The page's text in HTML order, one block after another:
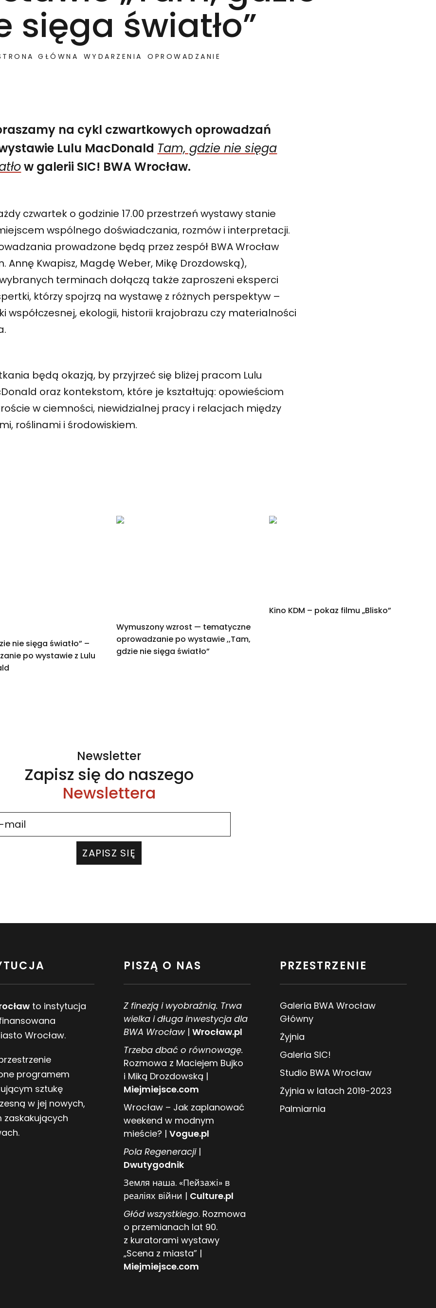
sięga światło”
GŁÓWNA WYDARZENIA OPROWADZANIE
na cykl czwartkowych oprowadzań
Lulu MacDonald Tam, gdzie nie sięga
w galerii SIC! BWA Wrocław.
czwartek o godzinie 17.00 przestrzeń wystawy stanie
wspólnego doświadczania, rozmów i interpretacji.
prowadzone będą przez zespół BWA Wrocław
Annę Kwapisz, Magdę Weber, Mikę Drozdowską),
terminach dołączą także zaproszeni eksperci
którzy spojrzą na wystawę z różnych perspektyw –
współczesnej, ekologii, historii krajobrazu czy materialności
będą okazją, by przyjrzeć się bliżej pracom Lulu
oraz kontekstom, które je kształtują: opowieściom
w ciemności, niewidzialnej pracy i relacjach między
roślinami i środowiskiem.
nie sięga światło” –
po wystawie z Lulu
Wymuszony wzrost — tematyczne
oprowadzanie po wystawie ,,Tam,
gdzie nie sięga światło”
Kino KDM – pokaz filmu „Blisko”
Newsletter
Zapisz się do naszego
Newslettera
ZAPISZ SIĘ
to instytucja
Wrocław.
programem
sztukę
w jej nowych,
zaskakujących
PISZĄ O NAS
Z finezją i wyobraźnią. Trwa
wielka i długa inwestycja dla
BWA Wrocław| Wrocław.pl
Trzeba dbać o równowagę.
Rozmowa z Maciejem Bujko
i Miką Drozdowską |
Miejmiejsce.com
Wrocław – Jak zaplanować
weekend w modnym
mieście? | Vogue.pl
Pola Regeneracji |
Dwutygodnik
Земля наша. «Пейзажі» в
реаліях війни | Culture.pl
Głód wszystkiego. Rozmowa
o przemianach lat 90.
z kuratorami wystawy
„Scena z miasta” |
Miejmiejsce.com
PRZESTRZENIE
Galeria BWA Wrocław
Główny
Żyjnia
Galeria SIC!
Studio BWA Wrocław
Żyjnia w latach 2019-2023
Palmiarnia